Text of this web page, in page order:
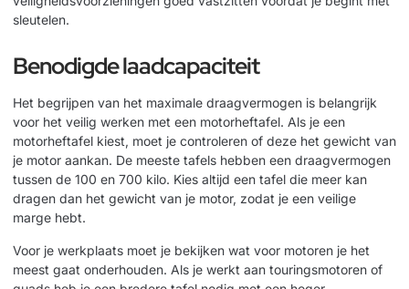
sleutelen.
Benodigde laadcapaciteit
Het begrijpen van het maximale draagvermogen is belangrijk
voor het veilig werken met een motorheftafel. Als je een
motorheftafel kiest, moet je controleren of deze het gewicht van
je motor aankan. De meeste tafels hebben een draagvermogen
tussen de 100 en 700 kilo. Kies altijd een tafel die meer kan
dragen dan het gewicht van je motor, zodat je een veilige
marge hebt.
Voor je werkplaats moet je bekijken wat voor motoren je het
meest gaat onderhouden. Als je werkt aan touringsmotoren of